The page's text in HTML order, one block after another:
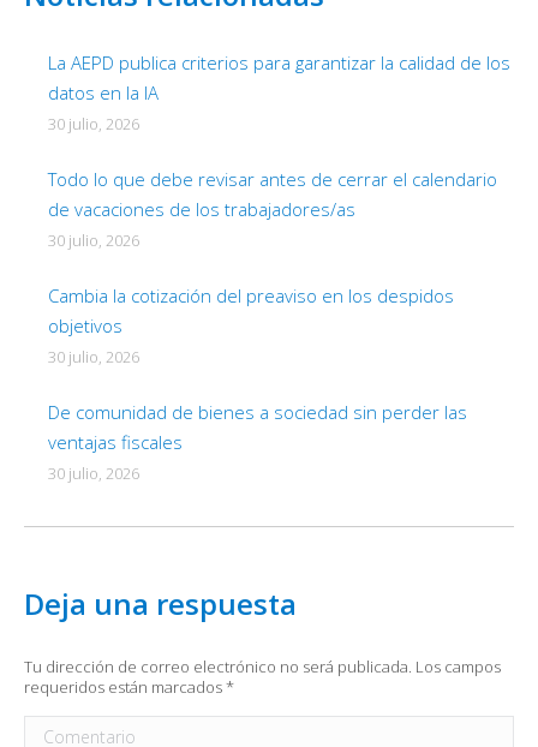
La AEPD publica criterios para garantizar la calidad de los
datos en la IA
30 julio, 2026
Todo lo que debe revisar antes de cerrar el calendario
de vacaciones de los trabajadores/as
30 julio, 2026
Cambia la cotización del preaviso en los despidos
objetivos
30 julio, 2026
De comunidad de bienes a sociedad sin perder las
ventajas fiscales
30 julio, 2026
Deja una respuesta
Tu dirección de correo electrónico no será publicada. Los campos
requeridos están marcados*
Comentario